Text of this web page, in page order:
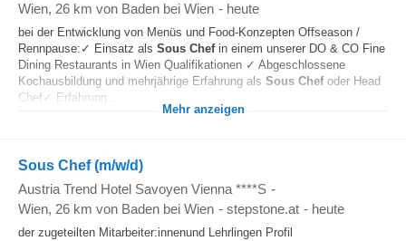
Wien, 26 km von Baden bei Wien - heute
bei der Entwicklung von Menüs und Food-Konzepten Offseason /
Rennpause:✓ Einsatz als Sous Chefin einem unserer DO & CO Fine
Dining Restaurants in Wien Qualifikationen ✓ Abgeschlossene
Kochausbildung und mehrjährige Erfahrung als Sous Chefoder Head
Chef✓ Erfahrung...
Mehr anzeigen
Sous Chef (m/w/d)
Austria Trend Hotel Savoyen Vienna ****S -
Wien, 26 km von Baden bei Wien - stepstone.at - heute
der zugeteilten Mitarbeiter:innenund Lehrlingen Profil